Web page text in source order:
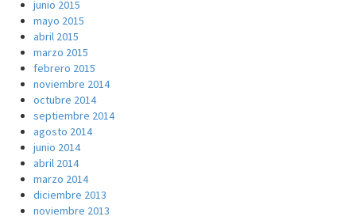
junio 2015
mayo 2015
abril 2015
marzo 2015
febrero 2015
noviembre 2014
octubre 2014
septiembre 2014
agosto 2014
junio 2014
abril 2014
marzo 2014
diciembre 2013
noviembre 2013